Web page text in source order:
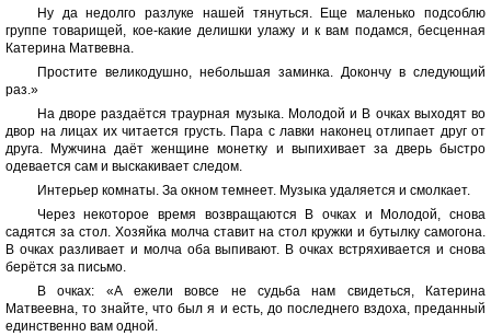
Ну да недолго разлуке нашей тянуться. Еще маленько подсоблю
группе товарищей, кое-какие делишки улажу и к вам подамся, бесценная
Катерина Матвевна.
Простите великодушно, небольшая заминка. Докончу в следующий
раз.»
На дворе раздаётся траурная музыка. Молодой и В очках выходят во
двор на лицах их читается грусть. Пара с лавки наконец отлипает друг от
друга. Мужчина даёт женщине монетку и выпихивает за дверь быстро
одевается сам и выскакивает следом.
Интерьер комнаты. За окном темнеет. Музыка удаляется и смолкает.
Через некоторое время возвращаются В очках и Молодой, снова
садятся за стол. Хозяйка молча ставит на стол кружки и бутылку самогона.
В очках разливает и молча оба выпивают. В очках встряхивается и снова
берётся за письмо.
В очках: «А ежели вовсе не судьба нам свидеться, Катерина
Матвеевна, то знайте, что был я и есть, до последнего вздоха, преданный
единственно вам одной.